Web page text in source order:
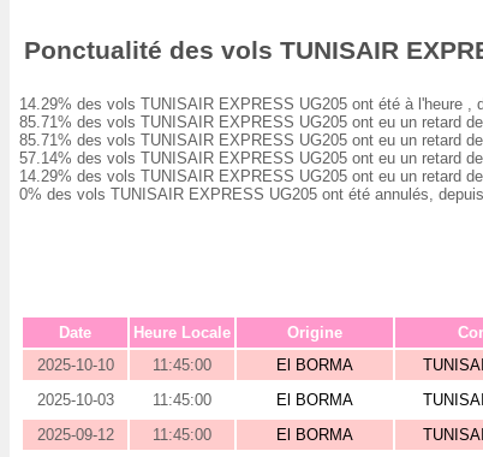
Ponctualité des vols TUNISAIR
14.29% des vols TUNISAIR EXPRESS UG205 ont été à l'heure ,
85.71% des vols TUNISAIR EXPRESS UG205 ont eu un retard
85.71% des vols TUNISAIR EXPRESS UG205 ont eu un retard
57.14% des vols TUNISAIR EXPRESS UG205 ont eu un retard
14.29% des vols TUNISAIR EXPRESS UG205 ont eu un retard
0% des vols TUNISAIR EXPRESS UG205 ont été annulés,
Date Heure Locale Origine
2025-10-10
11:45:00 El BORMA
2025-10-03
11:45:00 El BORMA
2025-09-12
11:45:00 El BORMA